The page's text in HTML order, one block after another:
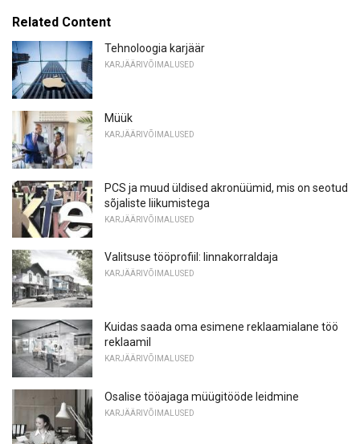
Related Content
Tehnoloogia karjäär
KARJÄÄRIVÕIMALUSED
Müük
KARJÄÄRIVÕIMALUSED
PCS ja muud üldised akronüümid, mis on seotud
sõjaliste liikumistega
KARJÄÄRIVÕIMALUSED
Valitsuse tööprofiil: linnakorraldaja
KARJÄÄRIVÕIMALUSED
Kuidas saada oma esimene reklaamialane töö
reklaamil
KARJÄÄRIVÕIMALUSED
Osalise tööajaga müügitööde leidmine
KARJÄÄRIVÕIMALUSED